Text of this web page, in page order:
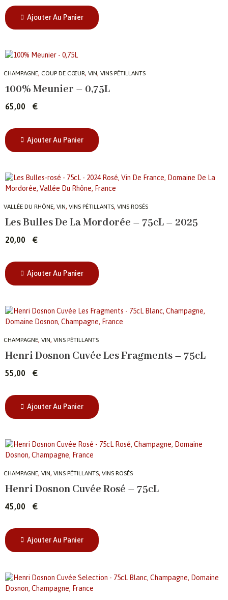
Ajouter Au Panier
CHAMPAGNE, COUP DE CŒUR, VIN, VINS PÉTILLANTS
100% Meunier – 0,75L
65,00 €
Ajouter Au Panier
VALLÉE DU RHÔNE, VIN, VINS PÉTILLANTS, VINS ROSÉS
Les Bulles De La Mordorée – 75cL – 2025
20,00 €
Ajouter Au Panier
CHAMPAGNE, VIN, VINS PÉTILLANTS
Henri Dosnon Cuvée Les Fragments – 75cL
55,00 €
Ajouter Au Panier
CHAMPAGNE, VIN, VINS PÉTILLANTS, VINS ROSÉS
Henri Dosnon Cuvée Rosé – 75cL
45,00 €
Ajouter Au Panier